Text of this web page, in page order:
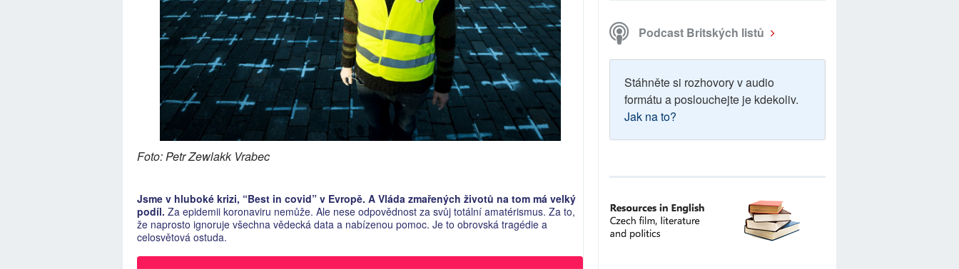
Foto: Petr Zewlakk Vrabec
Jsme v hluboké krizi, “Best in covid” v Evropě. A Vláda zmařených životů na tom má velký
podíl. Za epidemii koronaviru nemůže. Ale nese odpovědnost za svůj totální amatérismus. Za to,
že naprosto ignoruje všechna vědecká data a nabízenou pomoc. Je to obrovská tragédie a
celosvětová ostuda.
Podcast Britských listů
Stáhněte si rozhovory v audio
formátu a poslouchejte je kdekoliv.
Jak na to?